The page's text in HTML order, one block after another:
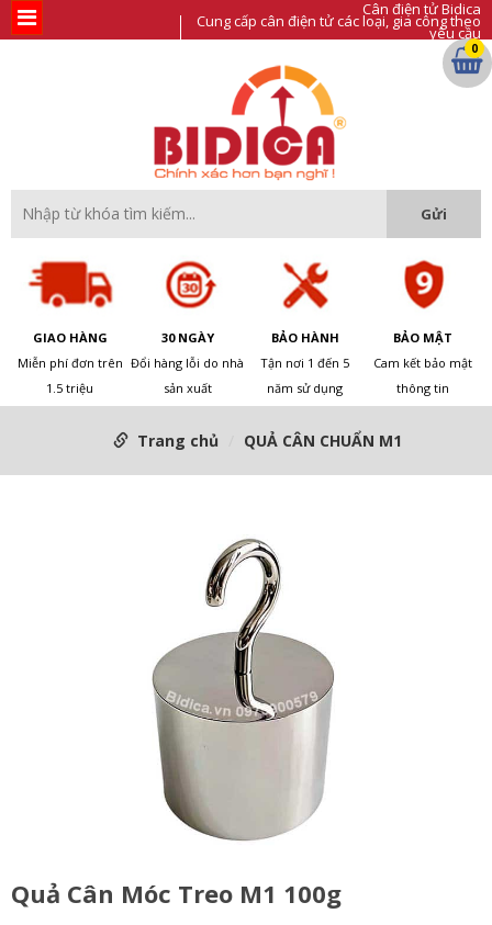
Cân điện tử Bidica
Cung cấp cân điện tử các loại, gia công theo
yêu cầu
GIAO HÀNG
Miễn phí đơn trên
1.5 triệu
30 NGÀY
Đổi hàng lỗi do nhà
sản xuất
BẢO HÀNH
Tận nơi 1 đến 5
năm sử dụng
BẢO MẬT
Cam kết bảo mật
thông tin
0
Trang chủ QUẢ CÂN CHUẨN M1
Quả Cân Móc Treo M1 100g